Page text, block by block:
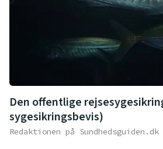
Den offentlige
sygesikringsbevis)
Redaktionen på Sundhedsguiden.dk